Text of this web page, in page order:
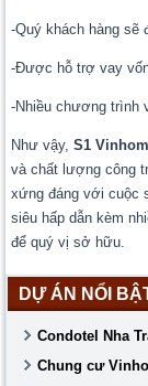
-Quý khách hàng sẽ
-Được hỗ trợ vay
-Nhiều chương trình
Như vậy,S1
và chất lượng công
xứng đáng với cuộc
siêu hấp dẫn kèm
để quý vị sở hữu.
DỰ ÁN NỔI
Condotel Nha
Chung cư